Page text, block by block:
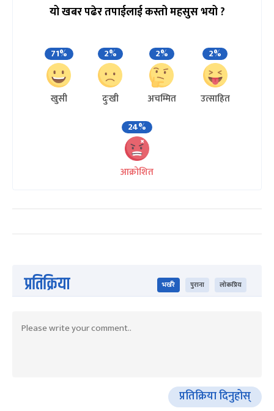
यो खबर पढेर तपाईलाई कस्तो महसुस भयो ?
71%
खुसी
2%
दुःखी
2%
अचम्मित
2%
उत्साहित
24%
आक्रोशित
प्रतिक्रिया भर्खरै पुराना लोकप्रिय
प्रतिक्रिया दिनुहोस्